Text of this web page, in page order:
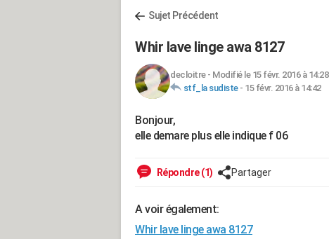
Sujet Précédent
Whir lave linge awa 8127
decloitre- Modifié le 15 févr. 2016 à 14:28
stf_la sudiste- 15 févr. 2016 à 14:42
Bonjour,
elle demare plus elle indique f 06
Répondre (1) Partager
A voir également:
Whir lave linge awa 8127